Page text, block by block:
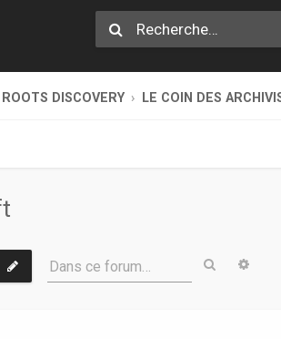
ROOTS DISCOVERY LE COIN DES
Dans ce forum… Rechercher